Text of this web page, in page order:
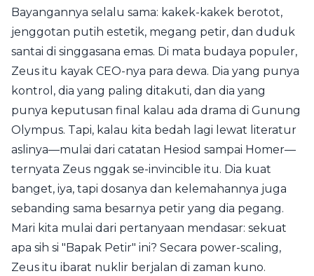
Bayangannya selalu sama: kakek-kakek berotot,
jenggotan putih estetik, megang petir, dan duduk
santai di singgasana emas. Di mata budaya populer,
Zeus itu kayak CEO-nya para dewa. Dia yang punya
kontrol, dia yang paling ditakuti, dan dia yang
punya keputusan final kalau ada drama di Gunung
Olympus. Tapi, kalau kita bedah lagi lewat literatur
aslinya—mulai dari catatan Hesiod sampai Homer—
ternyata Zeus nggak se-invincible itu. Dia kuat
banget, iya, tapi dosanya dan kelemahannya juga
sebanding sama besarnya petir yang dia pegang.
Mari kita mulai dari pertanyaan mendasar: sekuat
apa sih si "Bapak Petir" ini? Secara power-scaling,
Zeus itu ibarat nuklir berjalan di zaman kuno.